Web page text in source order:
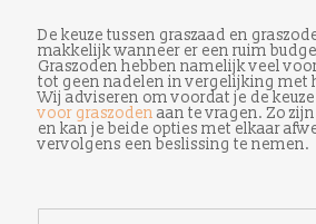
De keuze tussen graszaad en
makkelijk wanneer er een ruim
Graszoden hebben namelijk veel
tot geen nadelen in vergelijking met
Wij adviseren om voordat je de
voor graszoden aan te vragen. Zo
en kan je beide opties met elkaar
vervolgens een beslissing te nemen.